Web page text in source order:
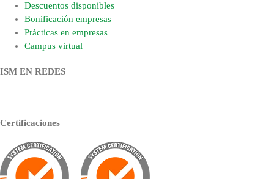
Descuentos disponibles
Bonificación empresas
Prácticas en empresas
Campus virtual
ISM EN REDES
Certificaciones